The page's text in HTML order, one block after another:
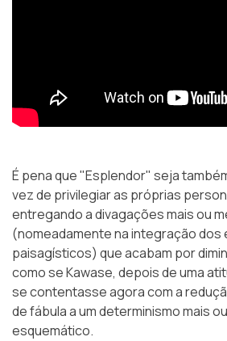
É pena que "Esplendor" seja
vez de privilegiar as próprias
entregando a divagações mais ou
(nomeadamente na integração dos
paisagísticos) que acabam por
como se Kawase, depois de uma
se contentasse agora com a
de fábula a um determinismo mais
esquemático.